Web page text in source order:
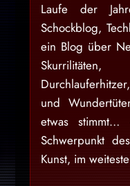
Laufe der
Schockblog,
ein Blog über
Skurrilitäten,
und
etwas
Schwerpunkt
Kunst, im